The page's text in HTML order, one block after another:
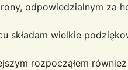
odpowiedzialnym za
składam wielkie
rozpocząłem